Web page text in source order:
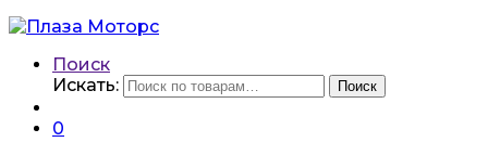
Поиск
Искать:
Поиск
0